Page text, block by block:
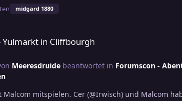
midgard 1880
Yulmarkt in Cliffbourgh
Meeresdruidebeantwortet in Forumscon -
mitspielen. Cer (@Irwisch) und Malcom